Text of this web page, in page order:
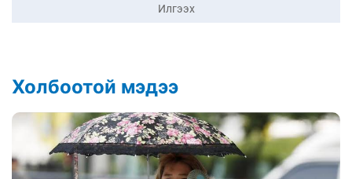
Илгээх
Холбоотой мэдээ